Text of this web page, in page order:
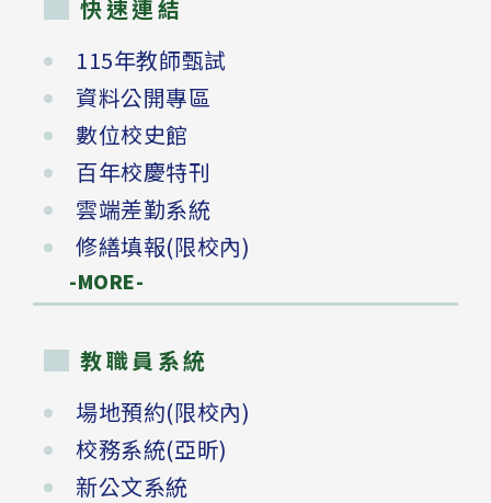
快速連結
115年教師甄試
資料公開專區
數位校史館
百年校慶特刊
雲端差勤系統
修繕填報(限校內)
-MORE-
教職員系統
場地預約(限校內)
校務系統(亞昕)
新公文系統